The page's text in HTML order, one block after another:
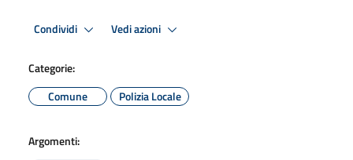
Condividi Vedi azioni
Categorie:
Comune
Polizia Locale
Argomenti: